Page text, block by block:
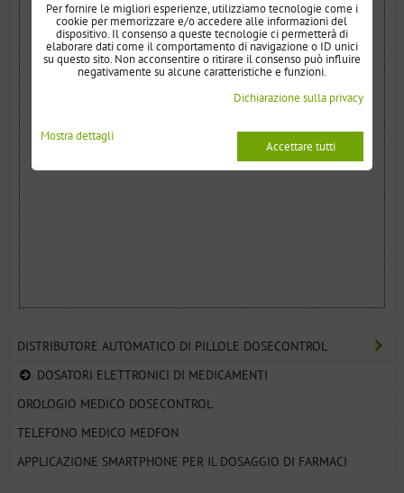
Allow always - agree with cookie type: Funzionale
Open video in a new window
DISTRIBUTORE AUTOMATICO DI PILLOLE DOSECONTROL
DOSATORI ELETTRONICI DI MEDICAMENTI
OROLOGIO MEDICO DOSECONTROL
TELEFONO MEDICO MEDFON
APPLICAZIONE SMARTPHONE PER IL DOSAGGIO DI FARMACI
Per fornire le migliori esperienze, utilizziamo tecnologie come i
cookie per memorizzare e/o accedere alle informazioni del
dispositivo. Il consenso a queste tecnologie ci permetterà di
elaborare dati come il comportamento di navigazione o ID unici
su questo sito. Non acconsentire o ritirare il consenso può influire
negativamente su alcune caratteristiche e funzioni.
Dichiarazione sulla privacy
Mostra dettagli
Accettare tutti